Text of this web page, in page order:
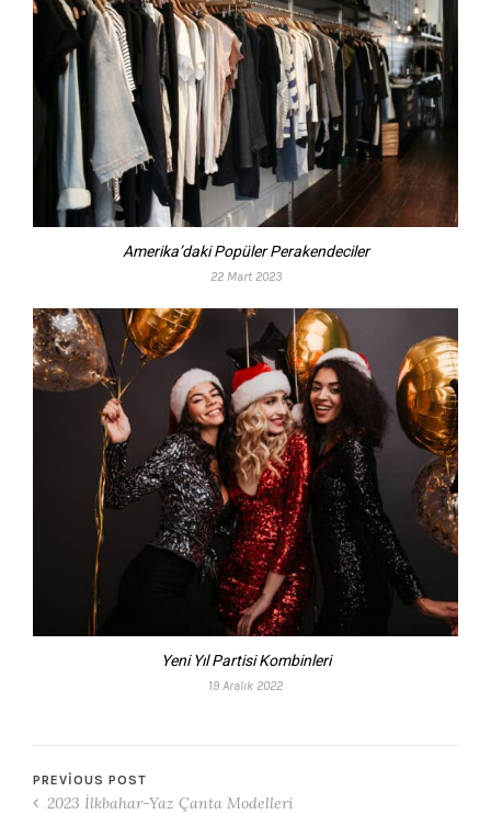
Amerika’daki Popüler Perakendeciler
22 Mart 2023
Yeni Yıl Partisi Kombinleri
19 Aralık 2022
PREVIOUS POST
2023 İlkbahar-Yaz Çanta Modelleri